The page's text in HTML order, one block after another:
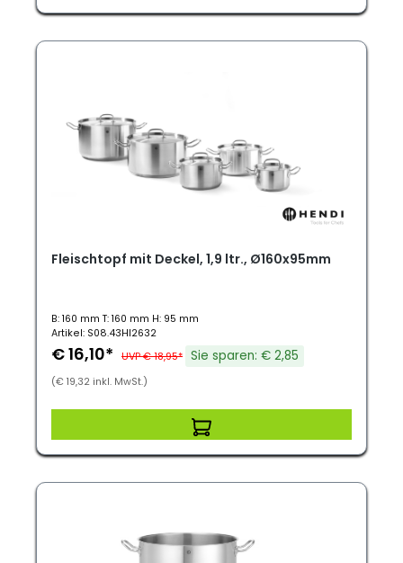
Fleischtopf mit Deckel, 1,9 ltr., Ø160x95mm
B: 160 mm T: 160 mm H: 95 mm
Artikel: S08.43HI2632
€ 16,10* UVP € 18,95* Sie sparen: € 2,85
(€ 19,32 inkl. MwSt.)